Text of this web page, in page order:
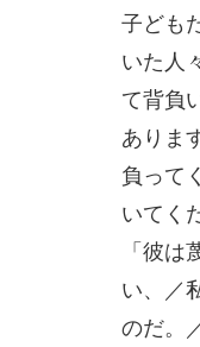
子ども
いた人
て背負
ありま
負って
いてく
「彼
い、／
のだ。